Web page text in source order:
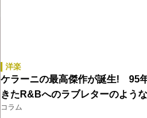
洋楽
ケラーニの最高傑作が誕生! 95
きたR&Bへのラブレターのよう
コラム